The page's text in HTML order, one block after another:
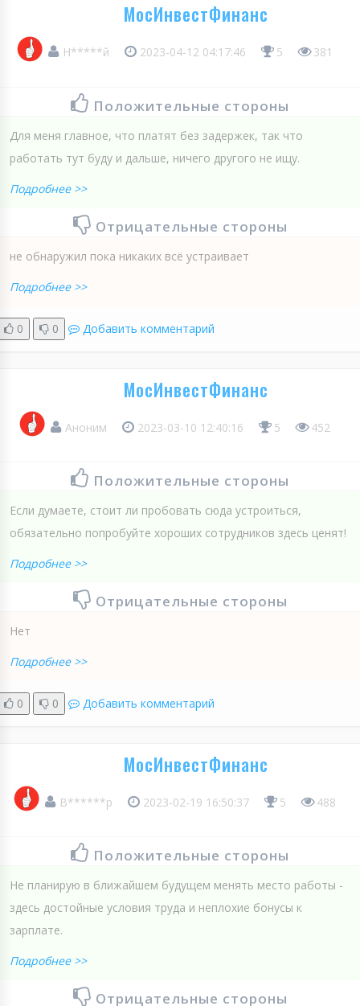
МосИнвестФинанс
Н*****й 2023-04-12 04:17:46 5 381
Положительные стороны
Для меня главное, что платят без задержек, так что
работать тут буду и дальше, ничего другого не ищу.
Подробнее >>
Отрицательные стороны
не обнаружил пока никаких всё устраивает
Подробнее >>
0 0 Добавить комментарий
МосИнвестФинанс
Аноним 2023-03-10 12:40:16 5 452
Положительные стороны
Если думаете, стоит ли пробовать сюда устроиться,
обязательно попробуйте хороших сотрудников здесь ценят!
Подробнее >>
Отрицательные стороны
Нет
Подробнее >>
0 0 Добавить комментарий
МосИнвестФинанс
В******р 2023-02-19 16:50:37 5 488
Положительные стороны
Не планирую в ближайшем будущем менять место работы -
здесь достойные условия труда и неплохие бонусы к
зарплате.
Подробнее >>
Отрицательные стороны